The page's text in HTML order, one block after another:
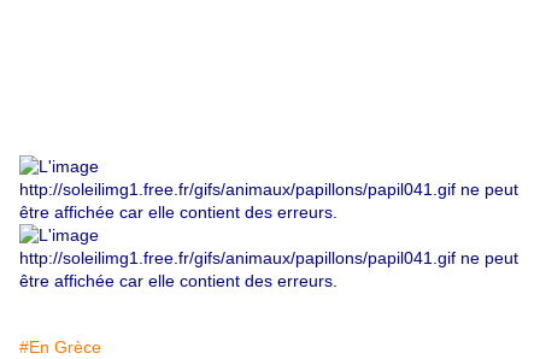
#En Grèce